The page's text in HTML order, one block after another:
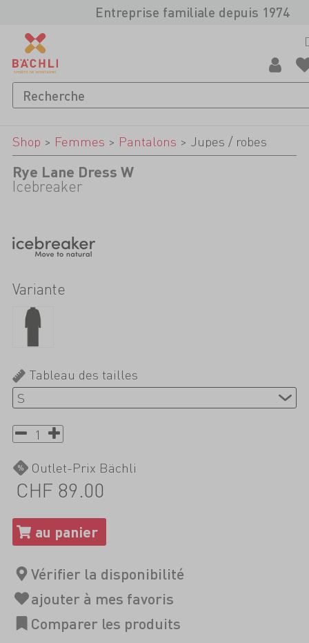
Entreprise familiale depuis 1974
Shop > Femmes > Pantalons > Jupes / robes
Rye Lane Dress W
Icebreaker
Variante
Tableau des tailles
Outlet-Prix Bächli
CHF 89.00